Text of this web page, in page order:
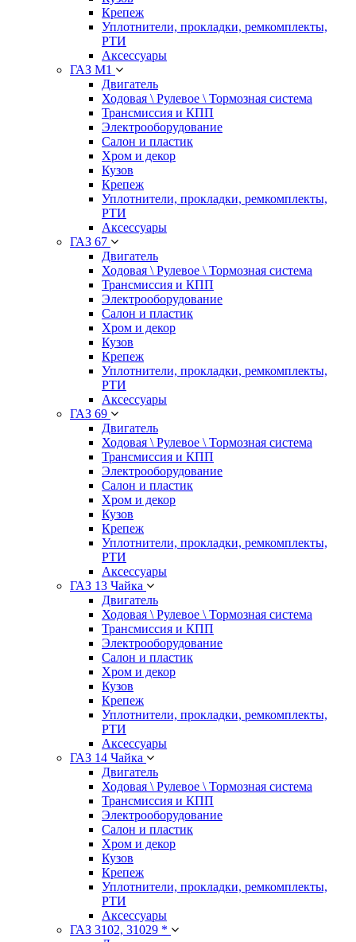
Крепеж
Уплотнители, прокладки, ремкомплекты,
РТИ
Аксессуары
ГАЗ М1
Двигатель
Ходовая \ Рулевое \ Тормозная система
Трансмиссия и КПП
Электрооборудование
Салон и пластик
Хром и декор
Кузов
Крепеж
Уплотнители, прокладки, ремкомплекты,
РТИ
Аксессуары
ГАЗ 67
Двигатель
Ходовая \ Рулевое \ Тормозная система
Трансмиссия и КПП
Электрооборудование
Салон и пластик
Хром и декор
Кузов
Крепеж
Уплотнители, прокладки, ремкомплекты,
РТИ
Аксессуары
ГАЗ 69
Двигатель
Ходовая \ Рулевое \ Тормозная система
Трансмиссия и КПП
Электрооборудование
Салон и пластик
Хром и декор
Кузов
Крепеж
Уплотнители, прокладки, ремкомплекты,
РТИ
Аксессуары
ГАЗ 13 Чайка
Двигатель
Ходовая \ Рулевое \ Тормозная система
Трансмиссия и КПП
Электрооборудование
Салон и пластик
Хром и декор
Кузов
Крепеж
Уплотнители, прокладки, ремкомплекты,
РТИ
Аксессуары
ГАЗ 14 Чайка
Двигатель
Ходовая \ Рулевое \ Тормозная система
Трансмиссия и КПП
Электрооборудование
Салон и пластик
Хром и декор
Кузов
Крепеж
Уплотнители, прокладки, ремкомплекты,
РТИ
Аксессуары
ГАЗ 3102, 31029 *